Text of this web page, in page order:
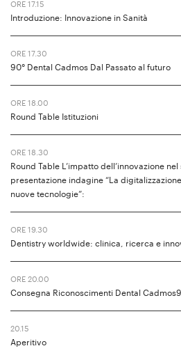
ORE 17.15
Introduzione: Innovazione in Sanità
ORE 17.30
90° Dental Cadmos Dal Passato al futuro
ORE 18.00
Round Table Istituzioni
ORE 18.30
Round Table L’impatto dell’innovazione
presentazione indagine “La
nuove tecnologie”:
ORE 19.30
Dentistry worldwide: clinica, ricerca e
ORE 20.00
Consegna Riconoscimenti Dental
20.15
Aperitivo